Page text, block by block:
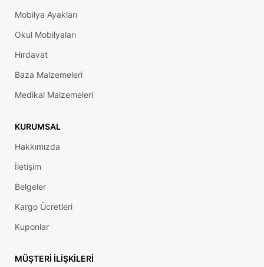
Mobilya Ayakları
Okul Mobilyaları
Hırdavat
Baza Malzemeleri
Medikal Malzemeleri
KURUMSAL
Hakkımızda
İletişim
Belgeler
Kargo Ücretleri
Kuponlar
MÜŞTERI İLIŞKILERI